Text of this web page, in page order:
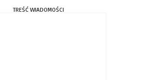
TREŚĆ WIADOMOŚCI